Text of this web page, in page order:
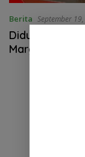
Berita September
Diduga
Marga di Desa